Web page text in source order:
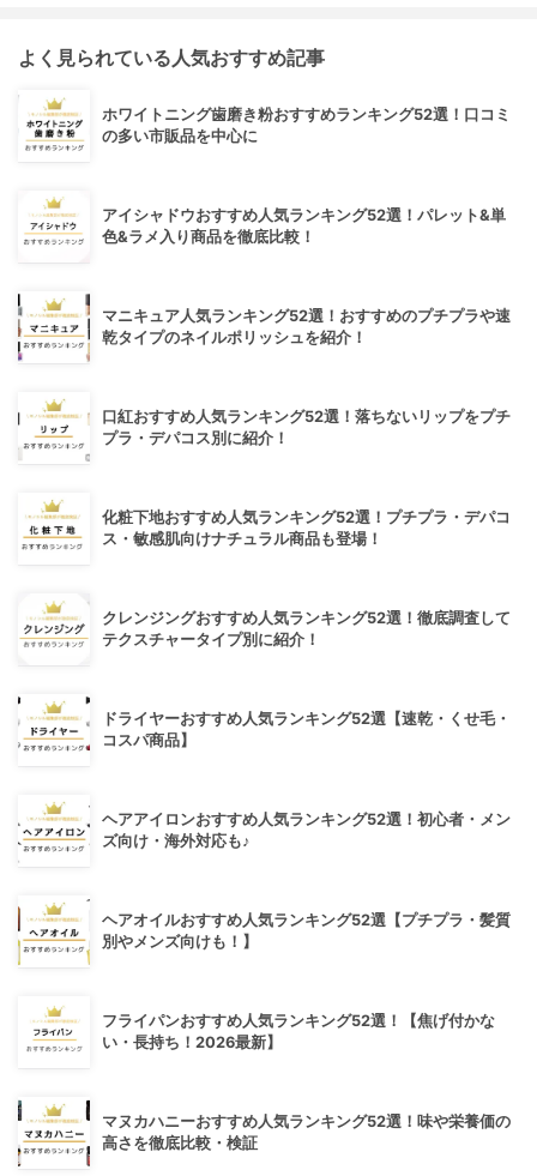
よく見られている人気おすすめ記事
ホワイトニング歯磨き粉おすすめランキング52選！口コミ
の多い市販品を中心に
アイシャドウおすすめ人気ランキング52選！パレット&単
色&ラメ入り商品を徹底比較！
マニキュア人気ランキング52選！おすすめのプチプラや速
乾タイプのネイルポリッシュを紹介！
口紅おすすめ人気ランキング52選！落ちないリップをプチ
プラ・デパコス別に紹介！
化粧下地おすすめ人気ランキング52選！プチプラ・デパコ
ス・敏感肌向けナチュラル商品も登場！
クレンジングおすすめ人気ランキング52選！徹底調査して
テクスチャータイプ別に紹介！
ドライヤーおすすめ人気ランキング52選【速乾・くせ毛・
コスパ商品】
ヘアアイロンおすすめ人気ランキング52選！初心者・メン
ズ向け・海外対応も♪
ヘアオイルおすすめ人気ランキング52選【プチプラ・髪質
別やメンズ向けも！】
フライパンおすすめ人気ランキング52選！【焦げ付かな
い・長持ち！2026最新】
マヌカハニーおすすめ人気ランキング52選！味や栄養価の
高さを徹底比較・検証